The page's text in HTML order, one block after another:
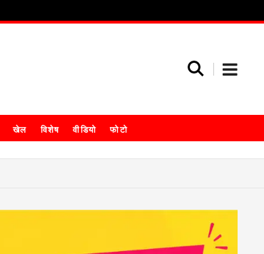
खेल विशेष वीडियो फोटो